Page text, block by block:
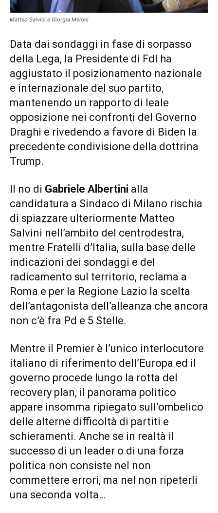
Matteo Salvini e Giorgia Meloni
Data dai sondaggi in fase di sorpasso
della Lega, la Presidente di FdI ha
aggiustato il posizionamento nazionale
e internazionale del suo partito,
mantenendo un rapporto di leale
opposizione nei confronti del Governo
Draghi e rivedendo a favore di Biden la
precedente condivisione della dottrina
Trump.
Il no di Gabriele Albertini alla
candidatura a Sindaco di Milano rischia
di spiazzare ulteriormente Matteo
Salvini nell’ambito del centrodestra,
mentre Fratelli d’Italia, sulla base delle
indicazioni dei sondaggi e del
radicamento sul territorio, reclama a
Roma e per la Regione Lazio la scelta
dell’antagonista dell’alleanza che ancora
non c’è fra Pd e 5 Stelle.
Mentre il Premier è l’unico interlocutore
italiano di riferimento dell’Europa ed il
governo procede lungo la rotta del
recovery plan, il panorama politico
appare insomma ripiegato sull’ombelico
delle alterne difficoltà di partiti e
schieramenti. Anche se in realtà il
successo di un leader o di una forza
politica non consiste nel non
commettere errori, ma nel non ripeterli
una seconda volta…